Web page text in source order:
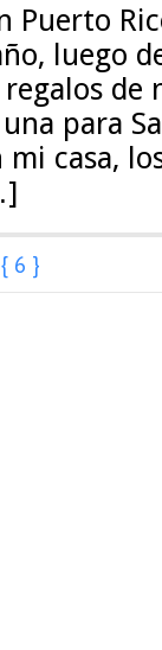
Puerto
luego
de
para
mi casa,
6 }